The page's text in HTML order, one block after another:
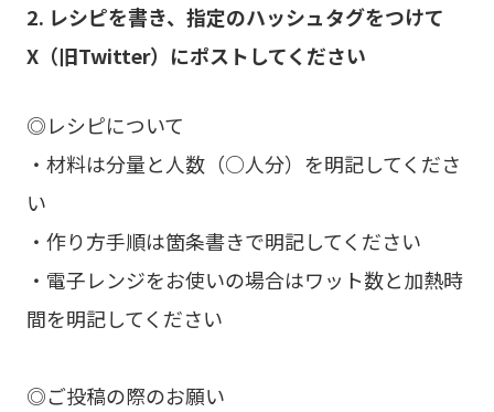
2. レシピを書き、指定のハッシュタグをつけて
X（旧Twitter）にポストしてください
◎レシピについて
・材料は分量と人数（○人分）を明記してくださ
い
・作り方手順は箇条書きで明記してください
・電子レンジをお使いの場合はワット数と加熱時
間を明記してください
◎ご投稿の際のお願い